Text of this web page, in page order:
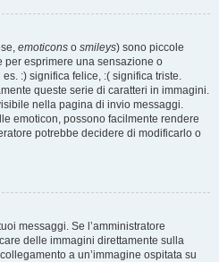
emoticons o smileys) sono piccole
per esprimere una sensazione o
:) significa felice, :( significa triste.
queste serie di caratteri in immagini.
nella pagina di invio messaggi.
emoticon, possono facilmente rendere
potrebbe decidere di modificarlo o
messaggi. Se l’amministratore
delle immagini direttamente sulla
a un’immagine ospitata su